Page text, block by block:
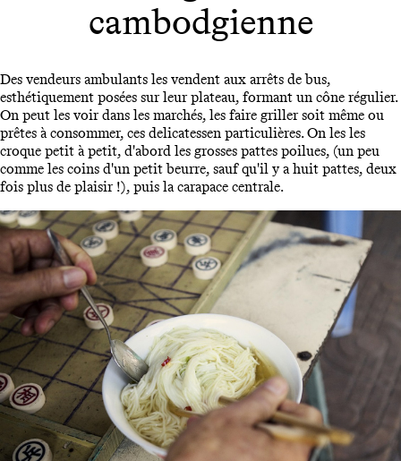
cambodgienne
Des vendeurs ambulants les vendent aux arrêts de bus,
esthétiquement posées sur leur plateau, formant un cône régulier.
On peut les voir dans les marchés, les faire griller soit même ou
prêtes à consommer, ces delicatessen particulières. On les les
croque petit à petit, d'abord les grosses pattes poilues, (un peu
comme les coins d'un petit beurre, sauf qu'il y a huit pattes, deux
fois plus de plaisir !), puis la carapace centrale.